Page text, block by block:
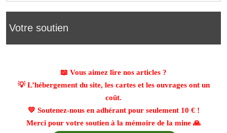
Votre soutien
📖 Vous aimez lire nos articles ?
💡 L’hébergement du site, les cartes et les ouvrages ont un
coût.
💛 Soutenez-nous en adhérant pour seulement 10 €!
Merci pour votre soutien à la mémoire de la mine 🙏